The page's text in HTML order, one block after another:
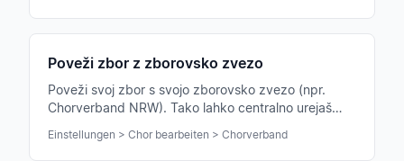
Poveži zbor z zborovsko zvezo
Poveži svoj zbor s svojo zborovsko zvezo (npr.
Chorverband NRW). Tako lahko centralno urejaš
Einstellungen > Chor bearbeiten > Chorverband